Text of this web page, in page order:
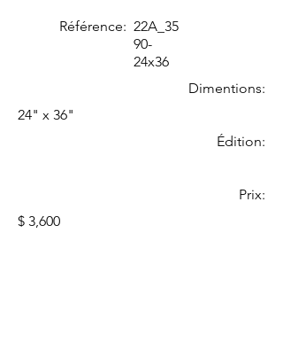
Référence: 22A_35
90-
24x36
Dimentions:
24" x 36"
Édition:
Prix:
$ 3,600